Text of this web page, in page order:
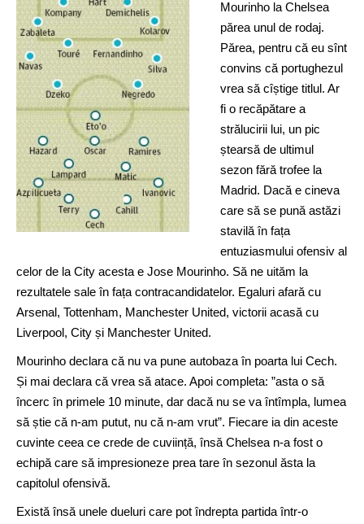
Mourinho la Chelsea
părea unul de rodaj.
Părea, pentru că eu sînt
convins că portughezul
vrea să cîștige titlul. Ar
fi o recăpătare a
strălucirii lui, un pic
ștearsă de ultimul
sezon fără trofee la
Madrid. Dacă e cineva
care să se pună astăzi
stavilă în fața
entuziasmului ofensiv al
celor de la City acesta e Jose Mourinho. Să ne uităm la
rezultatele sale în fața contracandidatelor. Egaluri afară cu
Arsenal, Tottenham, Manchester United, victorii acasă cu
Liverpool, City și Manchester United.
Mourinho declara că nu va pune autobaza în poarta lui Cech.
Și mai declara că vrea să atace. Apoi completa: ”asta o să
încerc în primele 10 minute, dar dacă nu se va întîmpla, lumea
să știe că n-am putut, nu că n-am vrut”. Fiecare ia din aceste
cuvinte ceea ce crede de cuviință, însă Chelsea n-a fost o
echipă care să impresioneze prea tare în sezonul ăsta la
capitolul ofensivă.
Există însă unele dueluri care pot îndrepta partida într-o